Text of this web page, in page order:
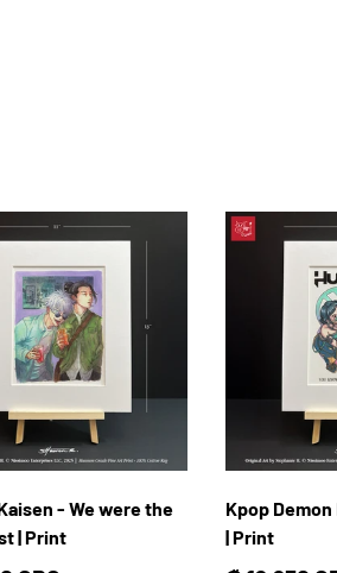
- We were the
| Print
Kpop
| Print